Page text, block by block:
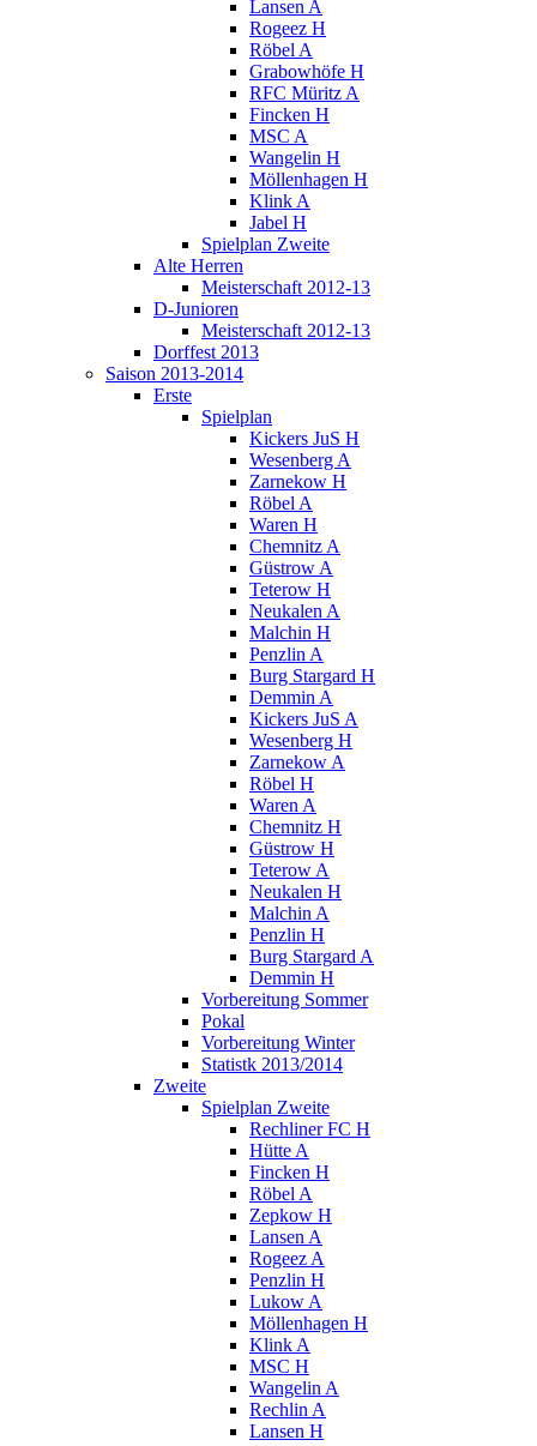
Lansen A
Rogeez H
Röbel A
Grabowhöfe H
RFC Müritz A
Fincken H
MSC A
Wangelin H
Möllenhagen H
Klink A
Jabel H
Spielplan Zweite
Alte Herren
Meisterschaft 2012-13
D-Junioren
Meisterschaft 2012-13
Dorffest 2013
Saison 2013-2014
Erste
Spielplan
Kickers JuS H
Wesenberg A
Zarnekow H
Röbel A
Waren H
Chemnitz A
Güstrow A
Teterow H
Neukalen A
Malchin H
Penzlin A
Burg Stargard H
Demmin A
Kickers JuS A
Wesenberg H
Zarnekow A
Röbel H
Waren A
Chemnitz H
Güstrow H
Teterow A
Neukalen H
Malchin A
Penzlin H
Burg Stargard A
Demmin H
Vorbereitung Sommer
Pokal
Vorbereitung Winter
Statistk 2013/2014
Zweite
Spielplan Zweite
Rechliner FC H
Hütte A
Fincken H
Röbel A
Zepkow H
Lansen A
Rogeez A
Penzlin H
Lukow A
Möllenhagen H
Klink A
MSC H
Wangelin A
Rechlin A
Lansen H